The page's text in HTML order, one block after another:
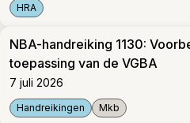
HRA
NBA-handreiking 1130:
toepassing van de VGBA
7 juli 2026
Handreikingen Mkb